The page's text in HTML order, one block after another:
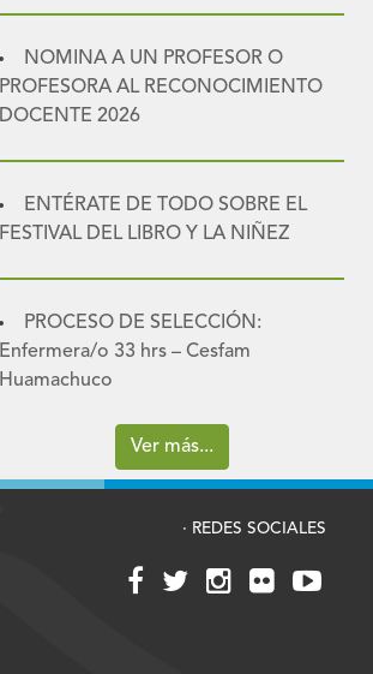
NOMINA A UN PROFESOR O
PROFESORA AL RECONOCIMIENTO
DOCENTE 2026
ENTÉRATE DE TODO SOBRE EL
FESTIVAL DEL LIBRO Y LA NIÑEZ
PROCESO DE SELECCIÓN:
Enfermera/o 33 hrs – Cesfam
Huamachuco
Ver más...
· REDES SOCIALES